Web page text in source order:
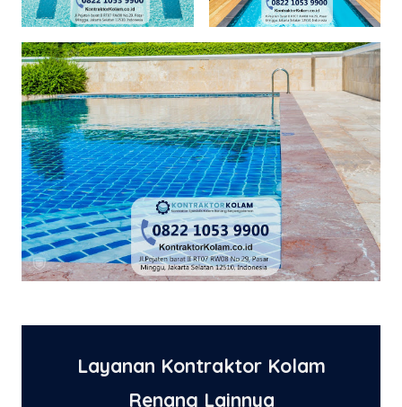
Layanan Kontraktor Kolam
Renang Lainnya